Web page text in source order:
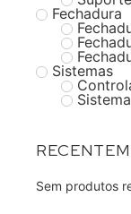
Fechadura
Sistemas
Sem produtos